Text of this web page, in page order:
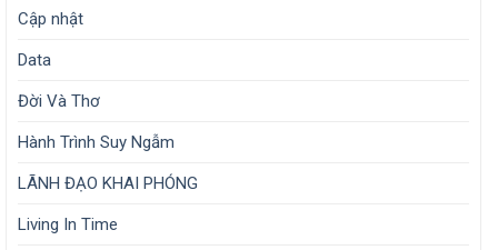
Cập nhật
Data
Đời Và Thơ
Hành Trình Suy Ngẫm
LÃNH ĐẠO KHAI PHÓNG
Living In Time